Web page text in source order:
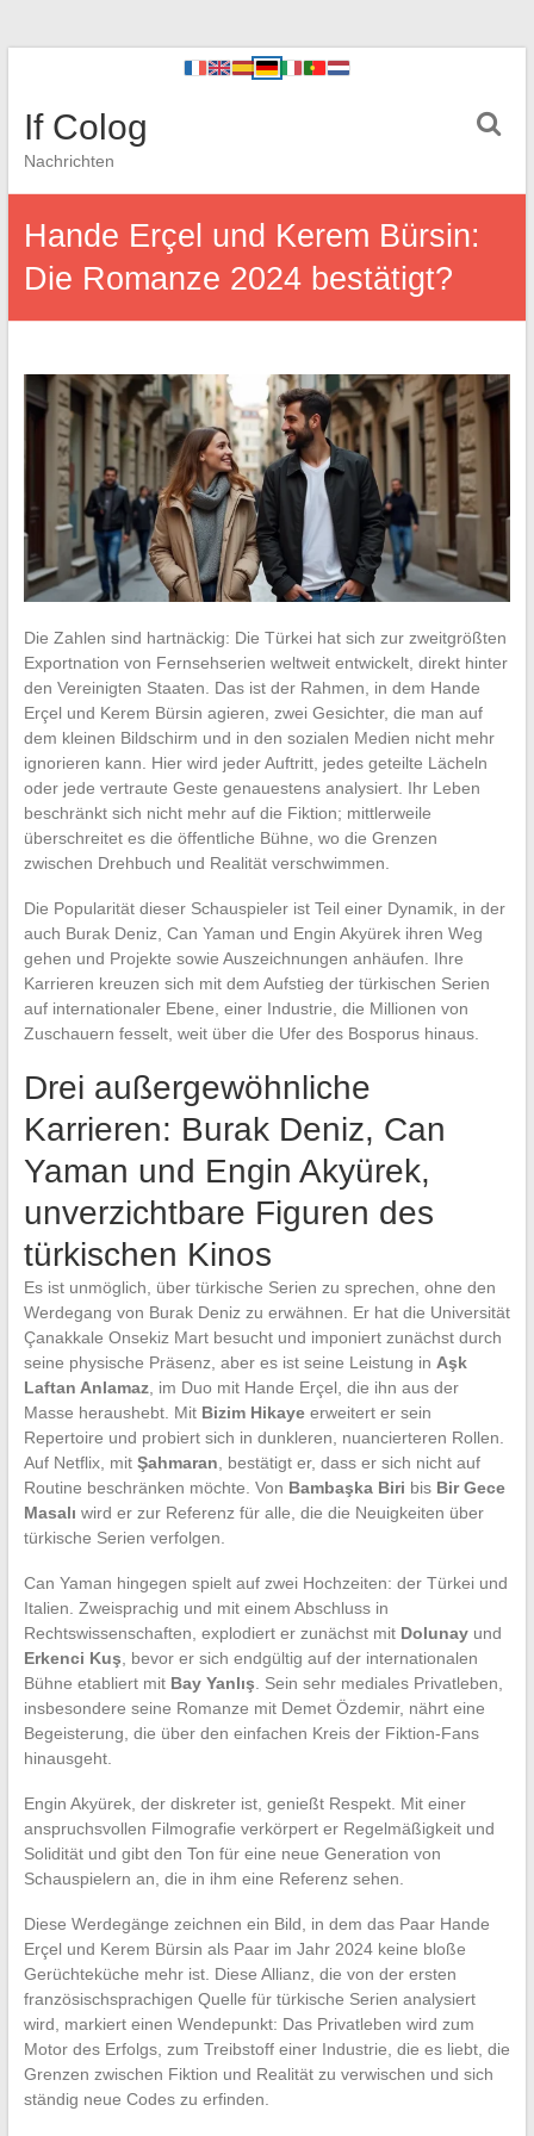
If Colog
Nachrichten
Hande Erçel und Kerem Bürsin:
Die Romanze 2024 bestätigt?
Die Zahlen sind hartnäckig: Die Türkei hat sich zur zweitgrößten
Exportnation von Fernsehserien weltweit entwickelt, direkt hinter
den Vereinigten Staaten. Das ist der Rahmen, in dem Hande
Erçel und Kerem Bürsin agieren, zwei Gesichter, die man auf
dem kleinen Bildschirm und in den sozialen Medien nicht mehr
ignorieren kann. Hier wird jeder Auftritt, jedes geteilte Lächeln
oder jede vertraute Geste genauestens analysiert. Ihr Leben
beschränkt sich nicht mehr auf die Fiktion; mittlerweile
überschreitet es die öffentliche Bühne, wo die Grenzen
zwischen Drehbuch und Realität verschwimmen.
Die Popularität dieser Schauspieler ist Teil einer Dynamik, in der
auch Burak Deniz, Can Yaman und Engin Akyürek ihren Weg
gehen und Projekte sowie Auszeichnungen anhäufen. Ihre
Karrieren kreuzen sich mit dem Aufstieg der türkischen Serien
auf internationaler Ebene, einer Industrie, die Millionen von
Zuschauern fesselt, weit über die Ufer des Bosporus hinaus.
Drei außergewöhnliche
Karrieren: Burak Deniz, Can
Yaman und Engin Akyürek,
unverzichtbare Figuren des
türkischen Kinos
Es ist unmöglich, über türkische Serien zu sprechen, ohne den
Werdegang von Burak Deniz zu erwähnen. Er hat die Universität
Çanakkale Onsekiz Mart besucht und imponiert zunächst durch
seine physische Präsenz, aber es ist seine Leistung in Aşk
Laftan Anlamaz, im Duo mit Hande Erçel, die ihn aus der
Masse heraushebt. Mit Bizim Hikayeerweitert er sein
Repertoire und probiert sich in dunkleren, nuancierteren Rollen.
Auf Netflix, mit Şahmaran , bestätigt er, dass er sich nicht auf
Routine beschränken möchte. Von Bambaşka Biri bis Bir Gece
Masalı wird er zur Referenz für alle, die die Neuigkeiten über
türkische Serien verfolgen.
Can Yaman hingegen spielt auf zwei Hochzeiten: der Türkei und
Italien. Zweisprachig und mit einem Abschluss in
Rechtswissenschaften, explodiert er zunächst mit Dolunayund
Erkenci Kuş , bevor er sich endgültig auf der internationalen
Bühne etabliert mit Bay Yanlış . Sein sehr mediales Privatleben,
insbesondere seine Romanze mit Demet Özdemir, nährt eine
Begeisterung, die über den einfachen Kreis der Fiktion-Fans
hinausgeht.
Engin Akyürek, der diskreter ist, genießt Respekt. Mit einer
anspruchsvollen Filmografie verkörpert er Regelmäßigkeit und
Solidität und gibt den Ton für eine neue Generation von
Schauspielern an, die in ihm eine Referenz sehen.
Diese Werdegänge zeichnen ein Bild, in dem das Paar Hande
Erçel und Kerem Bürsin als Paar im Jahr 2024 keine bloße
Gerüchteküche mehr ist. Diese Allianz, die von der ersten
französischsprachigen Quelle für türkische Serien analysiert
wird, markiert einen Wendepunkt: Das Privatleben wird zum
Motor des Erfolgs, zum Treibstoff einer Industrie, die es liebt, die
Grenzen zwischen Fiktion und Realität zu verwischen und sich
ständig neue Codes zu erfinden.